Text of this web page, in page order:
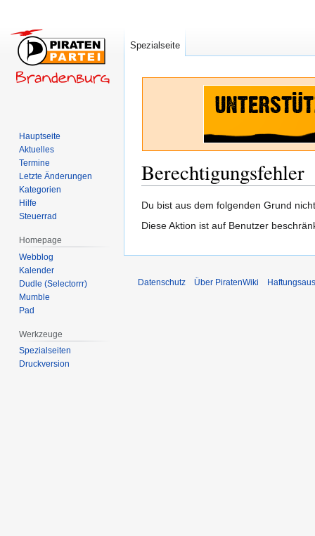
Berechtigungsfehler
Zur
Navigation
Zur
Suche
Du bist aus dem folgenden Grund
Diese Aktion ist auf Benutzer
Spezialseite
Hauptseite
Aktuelles
Termine
Letzte Änderungen
Kategorien
Hilfe
Steuerrad
Homepage
Webblog
Kalender
Dudle (Selectorrr)
Mumble
Pad
Werkzeuge
Spezialseiten
Druckversion
Datenschutz Über PiratenWiki